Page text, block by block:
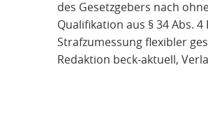
des Gesetzgebers nach
Qualifikation aus § 34 Abs. 4
Strafzumessung flexibler
Redaktion beck-aktuell,